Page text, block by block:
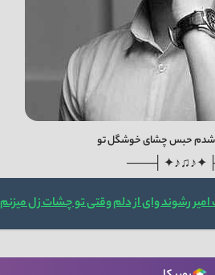
شدم حبس چشای خوشگل تو
───├ ✦♪♫♪✦
رشوند وای از دلم وقتی تو چشات زل میزنم